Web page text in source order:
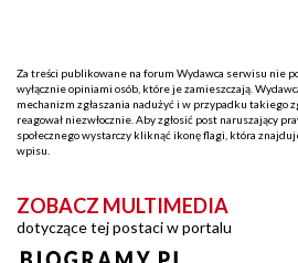
Za treści publikowane na forum Wydawca serwisu nie
wyłącznie opiniami osób, które je zamieszczają.
mechanizm zgłaszania nadużyć i w przypadku takiego
reagował niezwłocznie. Aby zgłosić post naruszający
społecznego wystarczy kliknąć ikonę flagi, która
wpisu.
ZOBACZ MULTIMEDIA
dotyczące tej postaci w portalu